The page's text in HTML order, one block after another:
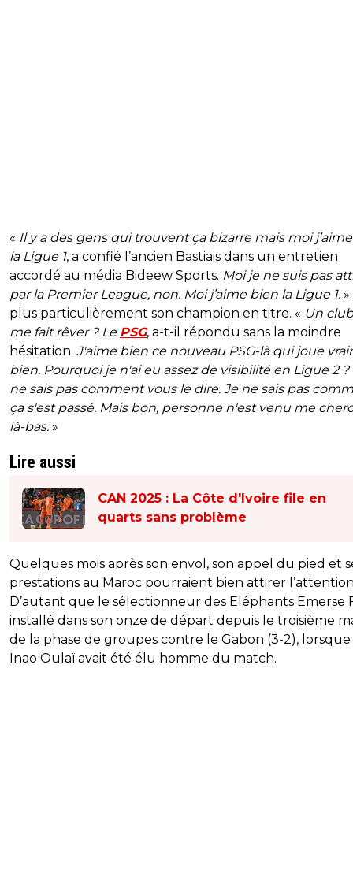
« Il y a des gens qui trouvent ça bizarre mais moi
la Ligue 1, a confié l’ancien Bastiais dans un entretien
accordé au média Bideew Sports. Moi je ne suis pas
par la Premier League, non. Moi j’aime bien la Ligue 1.
plus particulièrement son champion en titre. « Un
me fait rêver ? Le PSG, a-t-il répondu sans la moindre
hésitation. J'aime bien ce nouveau PSG-là qui joue
bien. Pourquoi je n'ai eu assez de visibilité en Ligue 2 ?
ne sais pas comment vous le dire. Je ne sais pas
ça s'est passé. Mais bon, personne n'est venu me
là-bas. »
Lire aussi
CAN 2025 : La Côte d'Ivoire file en
quarts sans problème
Quelques mois après son envol, son appel du pied et
prestations au Maroc pourraient bien attirer
D’autant que le sélectionneur des Eléphants Emerse
installé dans son onze de départ depuis le troisième
de la phase de groupes contre le Gabon (3-2), lorsque
Inao Oulaï avait été élu homme du match.